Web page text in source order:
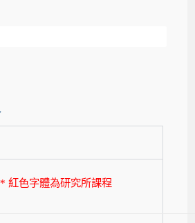
*紅色字體為研究所課程